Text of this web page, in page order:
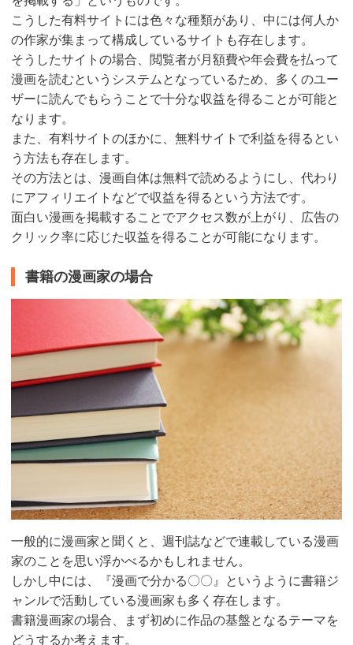
こうした有料サイトには色々な種類があり、中には何人か
の作家が集まって構成しているサイトも存在します。
そうしたサイトの場合、閲覧者が月額費や年会費を払って
漫画を読むというシステムとなっているため、多くのユー
ザーに読んでもらうことで十分な収益を得ることが可能と
なります。
また、有料サイトのほかに、無料サイトで利益を得るとい
う方法も存在します。
その方法とは、漫画自体は無料で読めるようにし、代わり
にアフィリエイトなどで収益を得るという方法です。
面白い漫画を掲載することでアクセス数が上がり、広告の
クリック率に応じた収益を得ることが可能になります。
書籍の漫画家の場合
一般的に漫画家と聞くと、週刊誌などで連載している漫画
家のことを思い浮かべるかもしれません。
しかし中には、『漫画で分かる〇〇』というように書籍ジ
ャンルで活動している漫画家も多く存在します。
書籍漫画家の場合、まず初めに作品の基盤となるテーマを
どうするか考えます。